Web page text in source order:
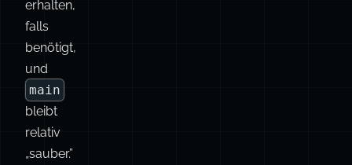
main
bleibt
relativ
„sauber.”
Always